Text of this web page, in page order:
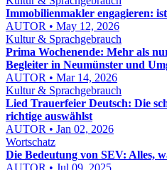
Immobilienmakler engagieren:
AUTOR • May 12, 2026
Kultur & Sprachgebrauch
Prima Wochenende: Mehr als
Begleiter in Neumünster und
AUTOR • Mar 14, 2026
Kultur & Sprachgebrauch
Lied Trauerfeier Deutsch: Die
richtige auswählst
AUTOR • Jan 02, 2026
Wortschatz
Die Bedeutung von SEV: Alles,
AUTOR • Jul 09, 2025